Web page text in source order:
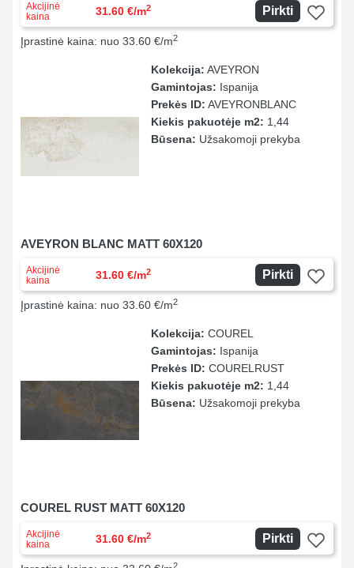
Akcijinė
kaina
31.60 €/m2 Pirkti
Įprastinė kaina: nuo 33.60 €/m2
Kolekcija: AVEYRON
Gamintojas: Ispanija
Prekės ID: AVEYRONBLANC
Kiekis pakuotėje m2: 1,44
Būsena: Užsakomoji prekyba
AVEYRON BLANC MATT 60X120
Akcijinė
kaina
31.60 €/m2 Pirkti
Įprastinė kaina: nuo 33.60 €/m2
Kolekcija: COUREL
Gamintojas: Ispanija
Prekės ID: COURELRUST
Kiekis pakuotėje m2: 1,44
Būsena: Užsakomoji prekyba
COUREL RUST MATT 60X120
Akcijinė
kaina
31.60 €/m2 Pirkti
2